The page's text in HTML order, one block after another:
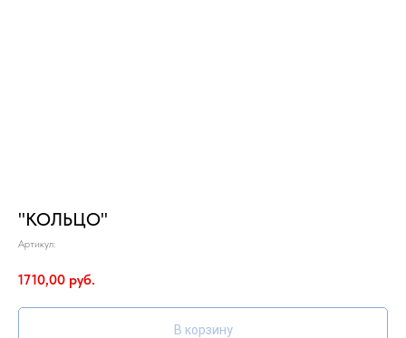
"КОЛЬЦО"
Артикул:
1710,00 руб.
В корзину